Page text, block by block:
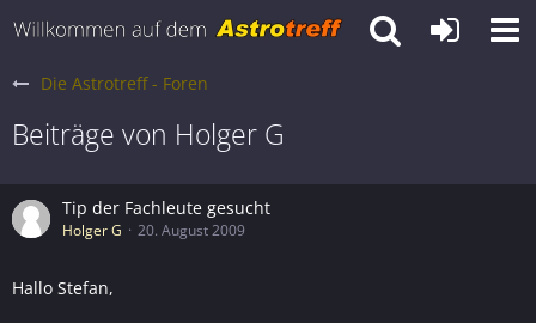
Die Astrotreff - Foren
Beiträge von Holger G
Tip der Fachleute gesucht
Holger G 20. August 2009
Hallo Stefan,